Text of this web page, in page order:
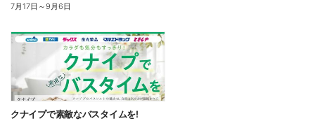
7月17日 ～9月6日
クナイプで素敵なバスタイムを!